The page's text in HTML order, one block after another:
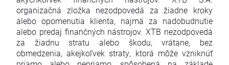
organizačná zložka nezodpovedá za žiadne kroky
alebo opomenutia klienta, najmä za nadobudnutie
alebo predaj finančných nástrojov. XTB nezodpovedá
za žiadnu stratu alebo škodu, vrátane, bez
obmedzenia, akejkoľvek straty, ktorá môže vzniknúť